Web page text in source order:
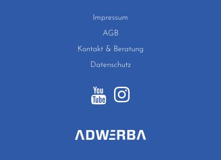
Impressum
AGB
Kontakt & Beratung
Datenschutz